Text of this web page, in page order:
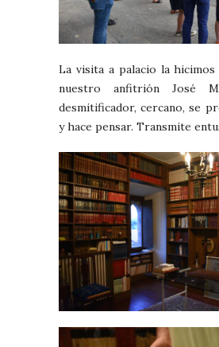
La visita a palacio la hicimos
nuestro anfitrión José
desmitificador, cercano, se
y hace pensar. Transmite